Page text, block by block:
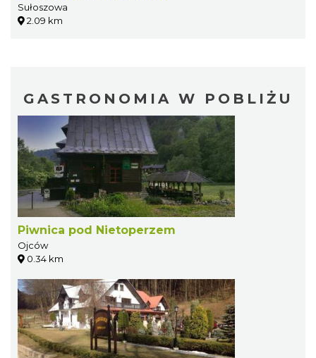
Sułoszowa
2.09 km
GASTRONOMIA W POBLIŻU
Piwnica pod Nietoperzem
Ojców
0.34 km